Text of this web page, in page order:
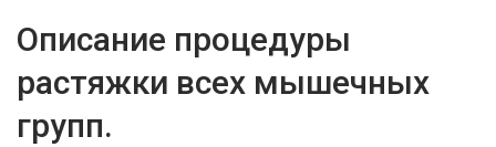
Описание процедуры
растяжки всех мышечных
групп.